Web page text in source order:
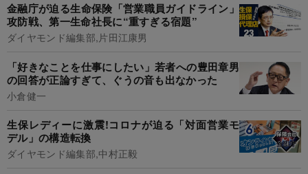
金融庁が迫る生命保険「営業職員ガイドライン」
攻防戦、第一生命社長に“重すぎる宿題”
ダイヤモンド編集部,片田江康男
「好きなことを仕事にしたい」若者への豊田章男
の回答が正論すぎて、ぐうの音も出なかった
小倉健一
生保レディーに激震!コロナが迫る「対面営業モ
デル」の構造転換
ダイヤモンド編集部,中村正毅